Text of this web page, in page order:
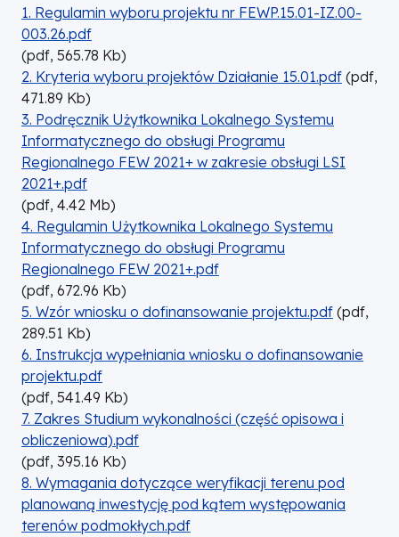
DOKUMENT
1. Regulamin wyboru projektu nr FEWP.15.01-IZ.00-
003.26.pdf
(pdf, 565.78 Kb)
DOKUMENT
2. Kryteria wyboru projektów Działanie 15.01.pdf (pdf,
471.89 Kb)
DOKUMENT
3. Podręcznik Użytkownika Lokalnego Systemu
Informatycznego do obsługi Programu
Regionalnego FEW 2021+ w zakresie obsługi LSI
2021+.pdf
(pdf, 4.42 Mb)
DOKUMENT
4. Regulamin Użytkownika Lokalnego Systemu
Informatycznego do obsługi Programu
Regionalnego FEW 2021+.pdf
(pdf, 672.96 Kb)
DOKUMENT
5. Wzór wniosku o dofinansowanie projektu.pdf (pdf,
289.51 Kb)
DOKUMENT
6. Instrukcja wypełniania wniosku o dofinansowanie
projektu.pdf
(pdf, 541.49 Kb)
DOKUMENT
7. Zakres Studium wykonalności (część opisowa i
obliczeniowa).pdf
(pdf, 395.16 Kb)
DOKUMENT
8. Wymagania dotyczące weryfikacji terenu pod
planowaną inwestycję pod kątem występowania
terenów podmokłych.pdf